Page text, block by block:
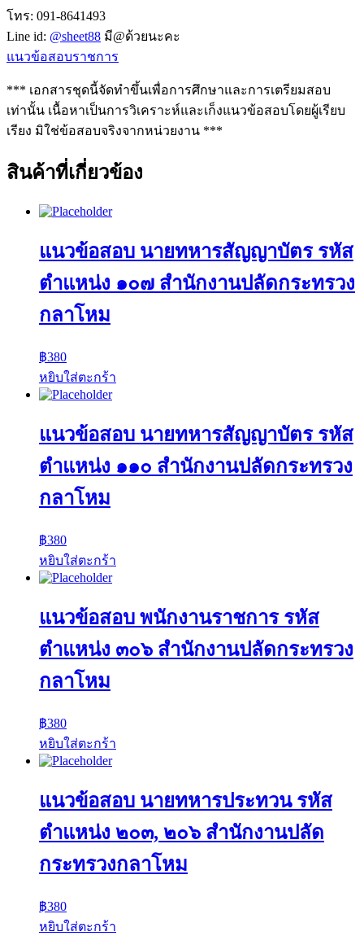
โทร: 091-8641493
Line id: @sheet88 มี@ด้วยนะคะ
แนวข้อสอบราชการ
*** เอกสารชุดนี้จัดทำขึ้นเพื่อการศึกษาและการเตรียมสอบ
เท่านั้น เนื้อหาเป็นการวิเคราะห์และเก็งแนวข้อสอบโดยผู้เรียบ
เรียง มิใช่ข้อสอบจริงจากหน่วยงาน ***
สินค้าที่เกี่ยวข้อง
แนวข้อสอบ นายทหารสัญญาบัตร รหัส
ตำแหน่ง ๑๐๗ สำนักงานปลัดกระทรวง
กลาโหม
฿380
หยิบใส่ตะกร้า
แนวข้อสอบ นายทหารสัญญาบัตร รหัส
ตำแหน่ง ๑๑๐ สำนักงานปลัดกระทรวง
กลาโหม
฿380
หยิบใส่ตะกร้า
แนวข้อสอบ พนักงานราชการ รหัส
ตำแหน่ง ๓๐๖ สำนักงานปลัดกระทรวง
กลาโหม
฿380
หยิบใส่ตะกร้า
แนวข้อสอบ นายทหารประทวน รหัส
ตำแหน่ง ๒๐๓, ๒๐๖ สำนักงานปลัด
กระทรวงกลาโหม
฿380
หยิบใส่ตะกร้า